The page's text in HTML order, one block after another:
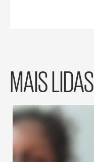
MAIS LIDAS